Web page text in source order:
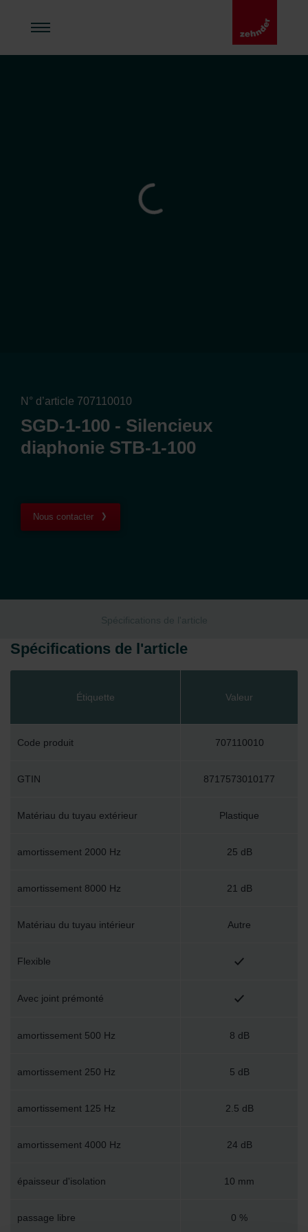
N° d’article 707110010
SGD-1-100 - Silencieux
diaphonie STB-1-100
Nous contacter
Spécifications de l'article
Spécifications de l'article
Étiquette Valeur
Code produit 707110010
GTIN 8717573010177
Matériau du tuyau extérieur Plastique
amortissement 2000 Hz 25 dB
amortissement 8000 Hz 21 dB
Matériau du tuyau intérieur Autre
Flexible
Avec joint prémonté
amortissement 500 Hz 8 dB
amortissement 250 Hz 5 dB
amortissement 125 Hz 2.5 dB
amortissement 4000 Hz 24 dB
épaisseur d'isolation 10 mm
passage libre 0 %